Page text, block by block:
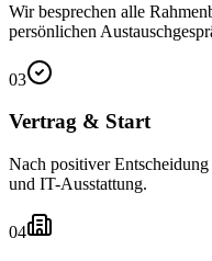
Wir besprechen alle
persönlichen
03
Vertrag & Start
Nach positiver
und IT-Ausstattung.
04